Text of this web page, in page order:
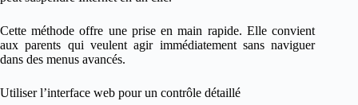
Cette méthode offre une prise en main rapide. Elle convient
aux parents qui veulent agir immédiatement sans naviguer
dans des menus avancés.
Utiliser l’interface web pour un contrôle détaillé